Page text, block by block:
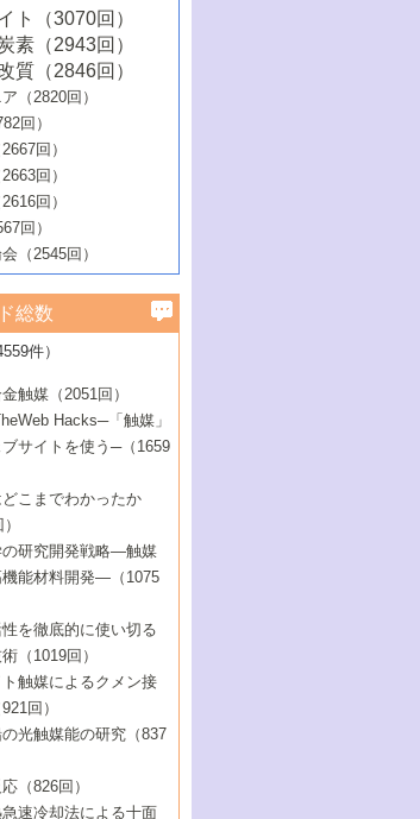
ン・対面開催）
技術の最新動向
討論会（2020年・工学
る含窒素有機化合物変
低減に向けた自動車排
開発
討論会（2019年・大阪
討論会（2018年・東京
いを解き明かす最先端
の有効利用のための触
討論会（2017年・首都
先端～とびたて若き研究
先端～とびたて若き研究
先端～とびたて若き研究
料と燃料電池・電解合成
討論会（2016年・大阪府
媒の最近の進展
燃料電池（SOFC）におけ
での燃料直接改質技術
造の制御による触媒機能
びその周辺技術の最近の
討論会（2015年・成蹊大
構に関する最新の研究動
向けた近年のアプローチ
ルギーの有効活用に貢献
タレート
討論会（2014年・ロワジ
電池システム用触媒にお
カル重合の最近の動向
学工業的展開に関する触
精密構造制御とその活用
成品製造のための固体触
着状態解析から新機能開拓
討論会（2013年・関西大
の利用技術における最近
討論会
術の最新動向
術の最新動向
物質変換反応の新展開
る化成品合成の新潮流
）
る合金触媒の新展開
討論会
観察法の進歩（１）
観察法の進歩（２）
触媒的活性化による有機
触媒技術
成における最近の進歩
策と長寿命触媒開発
討論会
く新機能
よびその環境の精密な設
機能化
使うための技術
による精密有機合成
オレフィンに向けた重合
い注目を集める材料－
討論会
触媒の現状と課題
現に向けた水素製造・貯
触媒・材料
実現のための触媒および
）
会のこの10年，半世紀，
討論会
たユニークな表面構造の
る触媒研究の未来展望1：
討論会
応における計算化学の進
よる触媒研究の未来展望
編
）
物の合成と触媒
論会
ンケミカル合成プロセス
あんな物質―新たな触媒
』を活かした触媒研究
応用
最近の進歩
論会
触媒の最近の展開
蔵のための触媒技術の新
論会
造の触媒技術
クター
体とその効果
論会
媒材料
の進歩と応用
論会
用いた化学プロセスの新
）
触媒の最前線
論会
ー場の触媒反応
る金属の触媒作用
カルズの展開に寄与する
論会
ルでみた新しい表面現象
合触媒の新たな展
）
が良いのか？
論会
排ガス処理技術
状と将来─第90回触媒討論
造の触媒技術
論会
造の触媒技術
触媒技術
た触媒の化学
論会
た電気化学の新展開
製と機能化
欲しい
論会
術雑誌/情報
みた触媒化学の現状と未
）
ストリーと触媒
論会特集号
イオプロセス
用の触媒化学
ける新しい切り口：コン
ストリー
論会特集号
触媒研究のブレークスル
媒として使ってみません
の明日を拓く
論会
クス
ろさをどのように伝える
論会
媒の新しい展開
と機能性を目指した金属
）
?-特異な空間とその利用-
論会
応最前線
の新展開
を考える
料と触媒
NMRの応用と展望
提言/創立40周年記念・触
歩みとこれから/創立40周
論会
学へのさそい
御と予測
ロセスと触媒
論会
一系触媒反応-その特徴と
論会
触媒の実用化研究
を目指した触媒調製
術の新しい展開
論会
触媒作用/C1化学を中心と
媒
メダル:金・銀・銅はどん
か
ける機能の複合化
）
カルズと固体触媒
論会
した触媒
クル
換触媒
媒
論会
）
発マニュアル―探索から工
論会
）
与えたこの研究
論会
）
ス開発マニュアル―探索か
）
ト（3070回）
素（2943回）
質（2846回）
（2820回）
回）
回）
回）
回）
回）
（2545回）
総数
件）
触媒（2051回）
Hacks─「触媒」
サイトを使う─（1659
こまでわかったか
の研究開発戦略―触媒
機能材料開発―（1075
を徹底的に使い切る
（1019回）
触媒によるクメン接
回）
光触媒能の研究（837
（826回）
速冷却法による十面